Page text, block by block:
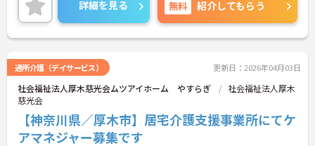
い！
詳細を見る 無料 紹介してもらう
通所介護（デイサービス） 更新日：2026年04月03日
社会福祉法人厚木慈光会ムツアイホーム やすらぎ
社会福祉法人厚木
慈光会
【神奈川県／厚木市】居宅介護支援事業所にてケ
アマネジャー募集です